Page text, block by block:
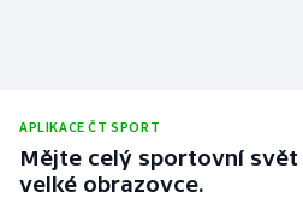
APLIKACE ČT SPORT
Mějte celý sportovní svět
velké obrazovce.